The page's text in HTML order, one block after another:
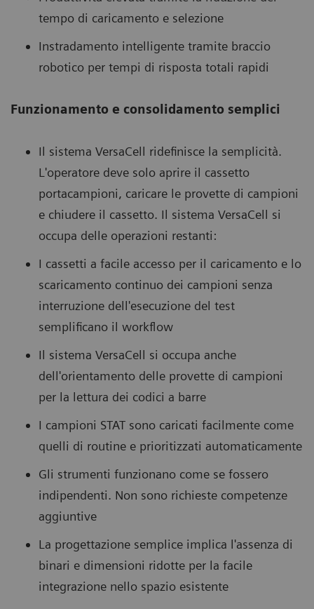
tempo di caricamento e selezione
Instradamento intelligente tramite braccio
robotico per tempi di risposta totali rapidi
Funzionamento e consolidamento semplici
Il sistema VersaCell ridefinisce la semplicità.
L'operatore deve solo aprire il cassetto
portacampioni, caricare le provette di campioni
e chiudere il cassetto. Il sistema VersaCell si
occupa delle operazioni restanti:
I cassetti a facile accesso per il caricamento e lo
scaricamento continuo dei campioni senza
interruzione dell'esecuzione del test
semplificano il workflow
Il sistema VersaCell si occupa anche
dell'orientamento delle provette di campioni
per la lettura dei codici a barre
I campioni STAT sono caricati facilmente come
quelli di routine e prioritizzati automaticamente
Gli strumenti funzionano come se fossero
indipendenti. Non sono richieste competenze
aggiuntive
La progettazione semplice implica l'assenza di
binari e dimensioni ridotte per la facile
integrazione nello spazio esistente